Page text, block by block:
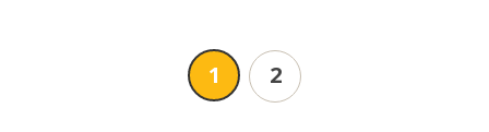
1 2